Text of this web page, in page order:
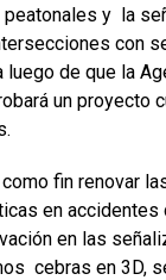
y la
con
de que la
un proyecto
fin renovar
en
en las
cebras en 3D,